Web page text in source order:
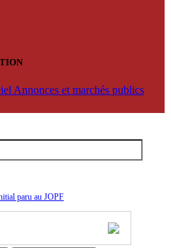
Annonces et marchés publics
paru au JOPF